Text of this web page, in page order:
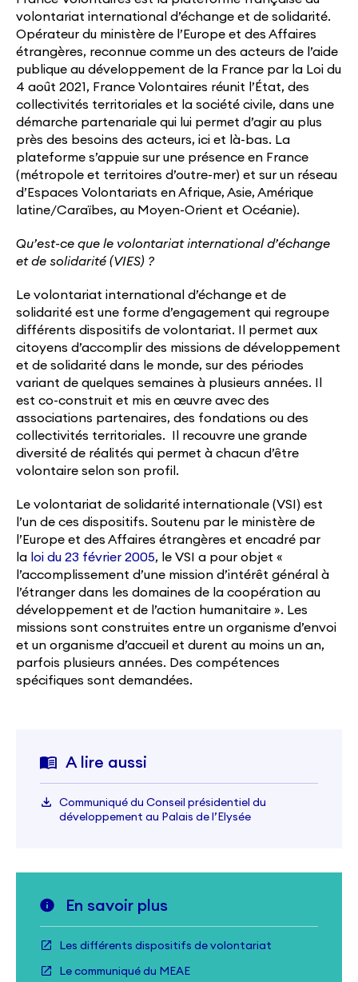
volontariat international d’échange et de solidarité.
Opérateur du ministère de l’Europe et des Affaires
étrangères, reconnue comme un des acteurs de l’aide
publique au développement de la France par la Loi du
4 août 2021, France Volontaires réunit l’État, des
collectivités territoriales et la société civile, dans une
démarche partenariale qui lui permet d’agir au plus
près des besoins des acteurs, ici et là-bas. La
plateforme s’appuie sur une présence en France
(métropole et territoires d’outre-mer) et sur un réseau
d’Espaces Volontariats en Afrique, Asie, Amérique
latine/Caraïbes, au Moyen-Orient et Océanie).
Qu’est-ce que le volontariat international d’échange
et de solidarité (VIES) ?
Le volontariat international d’échange et de
solidarité est une forme d’engagement qui regroupe
différents dispositifs de volontariat. Il permet aux
citoyens d’accomplir des missions de développement
et de solidarité dans le monde, sur des périodes
variant de quelques semaines à plusieurs années. Il
est co-construit et mis en œuvre avec des
associations partenaires, des fondations ou des
collectivités territoriales. Il recouvre une grande
diversité de réalités qui permet à chacun d’être
volontaire selon son profil.
Le volontariat de solidarité internationale (VSI) est
l’un de ces dispositifs. Soutenu par le ministère de
l’Europe et des Affaires étrangères et encadré par
la loi du 23 février 2005, le VSI a pour objet «
l’accomplissement d’une mission d’intérêt général à
l’étranger dans les domaines de la coopération au
développement et de l’action humanitaire ». Les
missions sont construites entre un organisme d’envoi
et un organisme d’accueil et durent au moins un an,
parfois plusieurs années. Des compétences
spécifiques sont demandées.
A lire aussi
Communiqué du Conseil présidentiel du
développement au Palais de l’Elysée
En savoir plus
Les différents dispositifs de volontariat
Le communiqué du MEAE